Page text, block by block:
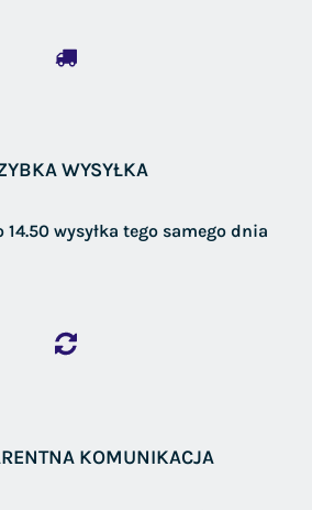
WYSYŁKA
wysyłka tego samego dnia
KOMUNIKACJA